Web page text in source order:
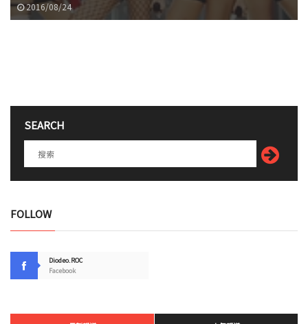
2016/08/24
SEARCH
FOLLOW
Diodeo.ROC
Facebook